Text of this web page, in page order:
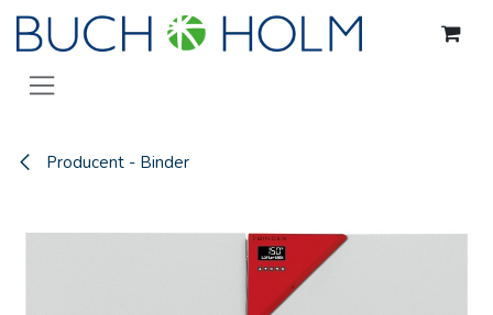
Gå til indhold
Producent - Binder